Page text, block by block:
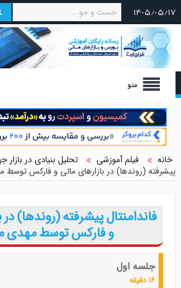
۱۴۰۵/۰۵/۱۷
منو
خانه فیلم آموزشی تحلیل بنیادی در بازار
پیشرفته (روندها) در بازارهای مالی و فارکس توسط
فاندامنتال پیشرفته (روندها) در
و فارکس توسط مهدی
جلسه اول
۱۶ دقیقه